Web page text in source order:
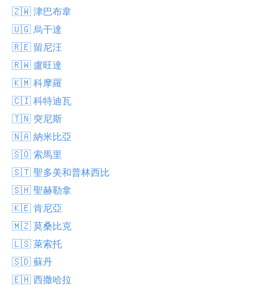
🇿🇼 津巴布韋
🇺🇬 烏干達
🇷🇪 留尼汪
🇷🇼 盧旺達
🇰🇲 科摩羅
🇨🇮 科特迪瓦
🇹🇳 突尼斯
🇳🇦 納米比亞
🇸🇴 索馬里
🇸🇹 聖多美和普林西比
🇸🇭 聖赫勒拿
🇰🇪 肯尼亞
🇲🇿 莫桑比克
🇱🇸 萊索托
🇸🇩 蘇丹
🇪🇭 西撒哈拉